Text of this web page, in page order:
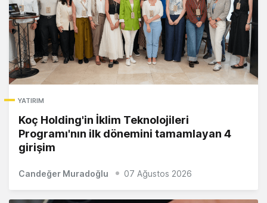
YATIRIM
Koç Holding'in İklim Teknolojileri
Programı'nın ilk dönemini tamamlayan 4
girişim
Candeğer Muradoğlu 07 Ağustos 2026